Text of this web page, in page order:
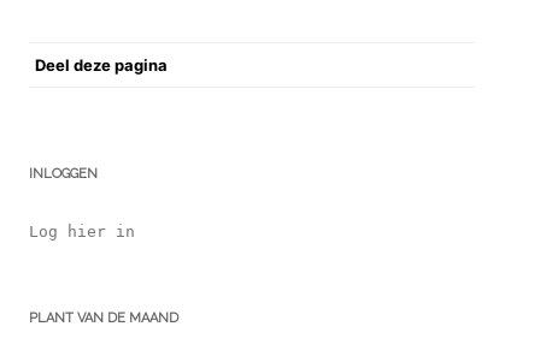
Deel deze pagina
INLOGGEN
Log hier in
PLANT VAN DE MAAND